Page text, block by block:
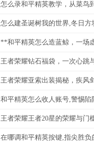
怎么录和平精英教学，从菜鸟
怎么建圣诞树我的世界,冬日方
王者荣耀钻石福袋，一次心跳
和平精英怎么收人账号,警惕陷
王者荣耀王者20星的荣耀与门
在哪调和平精英按键,指尖胜负